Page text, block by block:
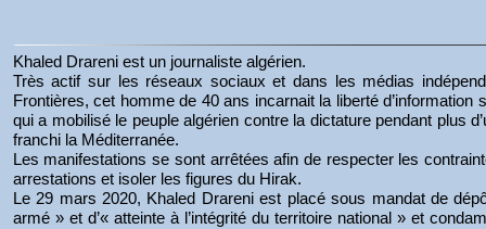
Khaled Drareni est un journaliste algérien.
Très actif sur les réseaux sociaux et dans les médias
Frontières, cet homme de 40 ans incarnait la liberté
qui a mobilisé le peuple algérien contre la dictature pendant plus
franchi la Méditerranée.
Les manifestations se sont arrêtées afin de respecter les
arrestations et isoler les figures du Hirak.
Le 29 mars 2020, Khaled Drareni est placé sous mandat de
armé » et d’« atteinte à l’intégrité du territoire national » et